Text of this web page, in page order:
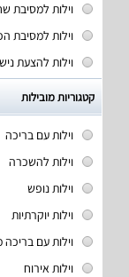
וילות למסיבת
וילות למסיבת
וילות להצעת
קטגוריות מובילות
וילות עם בריכה
וילות להשכרה
וילות נופש
וילות יוקרתיות
וילות עם
וילות אירוח